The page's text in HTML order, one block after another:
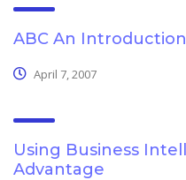
ABC An
April 7, 2007
Using Business
Advantage